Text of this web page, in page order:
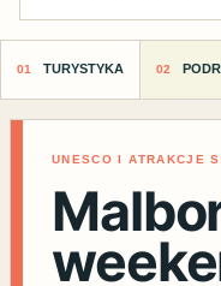
TURYSTYKA
UNESCO I ATRAKCJE